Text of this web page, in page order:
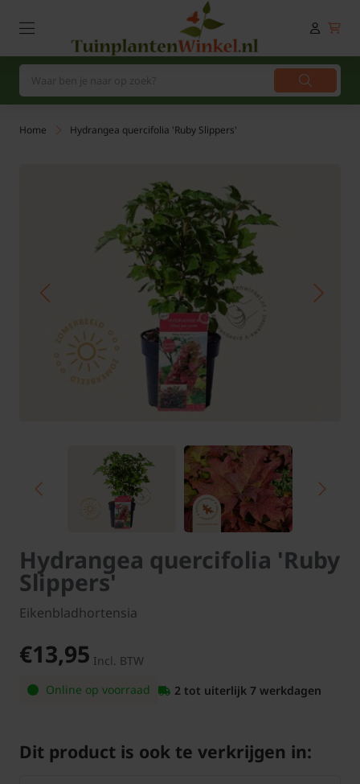
Home Hydrangea quercifolia 'Ruby Slippers'
Hydrangea quercifolia 'Ruby
Slippers'
Eikenbladhortensia
€13,95 Incl. BTW
Online op voorraad
2 tot uiterlijk 7 werkdagen
Dit product is ook te verkrijgen in: